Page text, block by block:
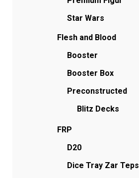
Star Wars
Flesh and Blood
Booster
Booster Box
Preconstructed
Blitz Decks
FRP
D20
Dice Tray Zar